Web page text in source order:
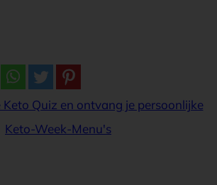
Quiz en ontvang je persoonlijke
Keto-Week-Menu's